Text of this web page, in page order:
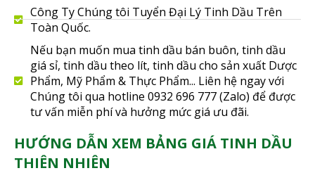
Công Ty Chúng tôi Tuyển Đại Lý Tinh Dầu Trên
Toàn Quốc.
Nếu bạn muốn mua tinh dầu bán buôn, tinh dầu
giá sỉ, tinh dầu theo lít, tinh dầu cho sản xuất Dược
Phẩm, Mỹ Phẩm & Thực Phẩm... Liên hệ ngay với
Chúng tôi qua hotline 0932 696 777 (Zalo) để được
tư vấn miễn phí và hưởng mức giá ưu đãi.
HƯỚNG DẪN XEM BẢNG GIÁ TINH DẦU
THIÊN NHIÊN